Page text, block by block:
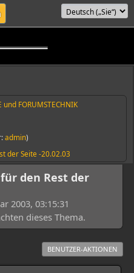
und FORUMSTECHNIK
admin)
der Seite -20.02.03
für den Rest der
2003, 03:15:31
dieses Thema.
BENUTZER-AKTIONEN